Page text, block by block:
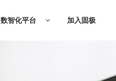
数智化平台 加入固极